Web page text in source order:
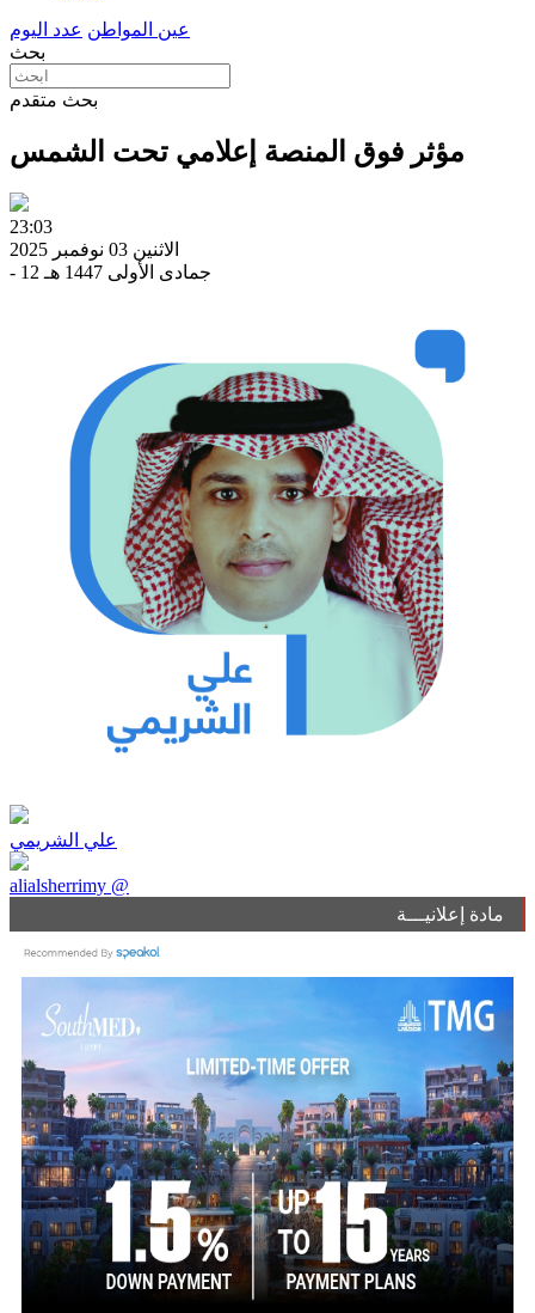
عين المواطن عدد اليوم
بحث
بحث متقدم
مؤثر فوق المنصة إعلامي تحت الشمس
23:03
الاثنين 03 نوفمبر 2025
- 12 جمادى الأولى 1447 هـ
علي الشريمي
alialsherrimy @
مادة إعلانيـــة